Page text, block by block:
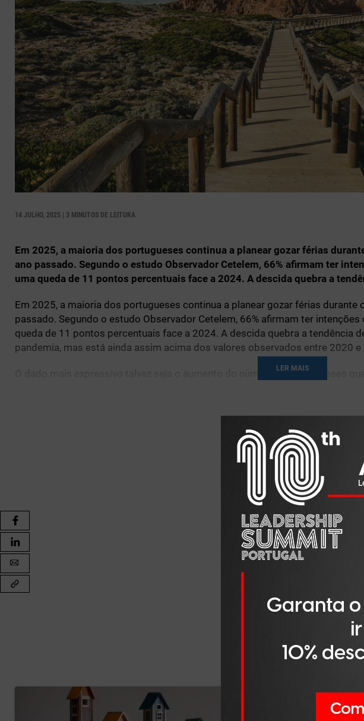
14 JULHO, 2025 | 3 MINUTOS DE LEITURA
Em 2025, a maioria dos portugueses continua a planear gozar férias
ano passado. Segundo o estudo Observador Cetelem, 66% afirmam ter
uma queda de 11 pontos percentuais face a 2024. A descida quebra a
Em 2025, a maioria dos portugueses continua a planear gozar férias durante
passado. Segundo o estudo Observador Cetelem, 66% afirmam ter
queda de 11 pontos percentuais face a 2024. A descida quebra a tendência
pandemia, mas está ainda assim acima dos valores observados entre 2020 e
O dado mais expressivo talvez seja o aumento do número de portugueses
passar férias fora de casa – são agora 66%, menos sete pontos percentuais
orçamental parece estar de volta — ou talvez nunca tenha chegado a ir de
Portugal continua a liderar como destino preferido para os veraneantes
primazia. Ainda assim, 35% da população portuguesa tenciona rumar ao
Itália (12%) os países mais mencionados. O fator económico continua a ser
inquiridos indicam o custo como principal critério, seguido da proximidade a
O dinheiro que sobra para gelados e espreguiçadeiras
O valor médio que os portugueses planeiam gastar nas férias de verão de
40 euros face ao ano anterior. A estadia representa a fatia mais significativa
(350€) e das refeições (250€). O lazer, por sua vez, surge no fim da lista, com
uma maior contenção nas despesas acessórias e um foco no essencial:
Para Hugo Lousada, Diretor de Marketing do Cetelem – BNP Paribas
a vontade de usufruir do verão se mantém firme, mas mais comedida. «As
nos meses de verão são dos principais fatores apontados, pelo que há já um
A fotografia de 2025 parece clara: a maioria ainda sonha com férias, mas fá-
modo de o viver está mais contido — e cada vez mais adaptado às
LER MAIS